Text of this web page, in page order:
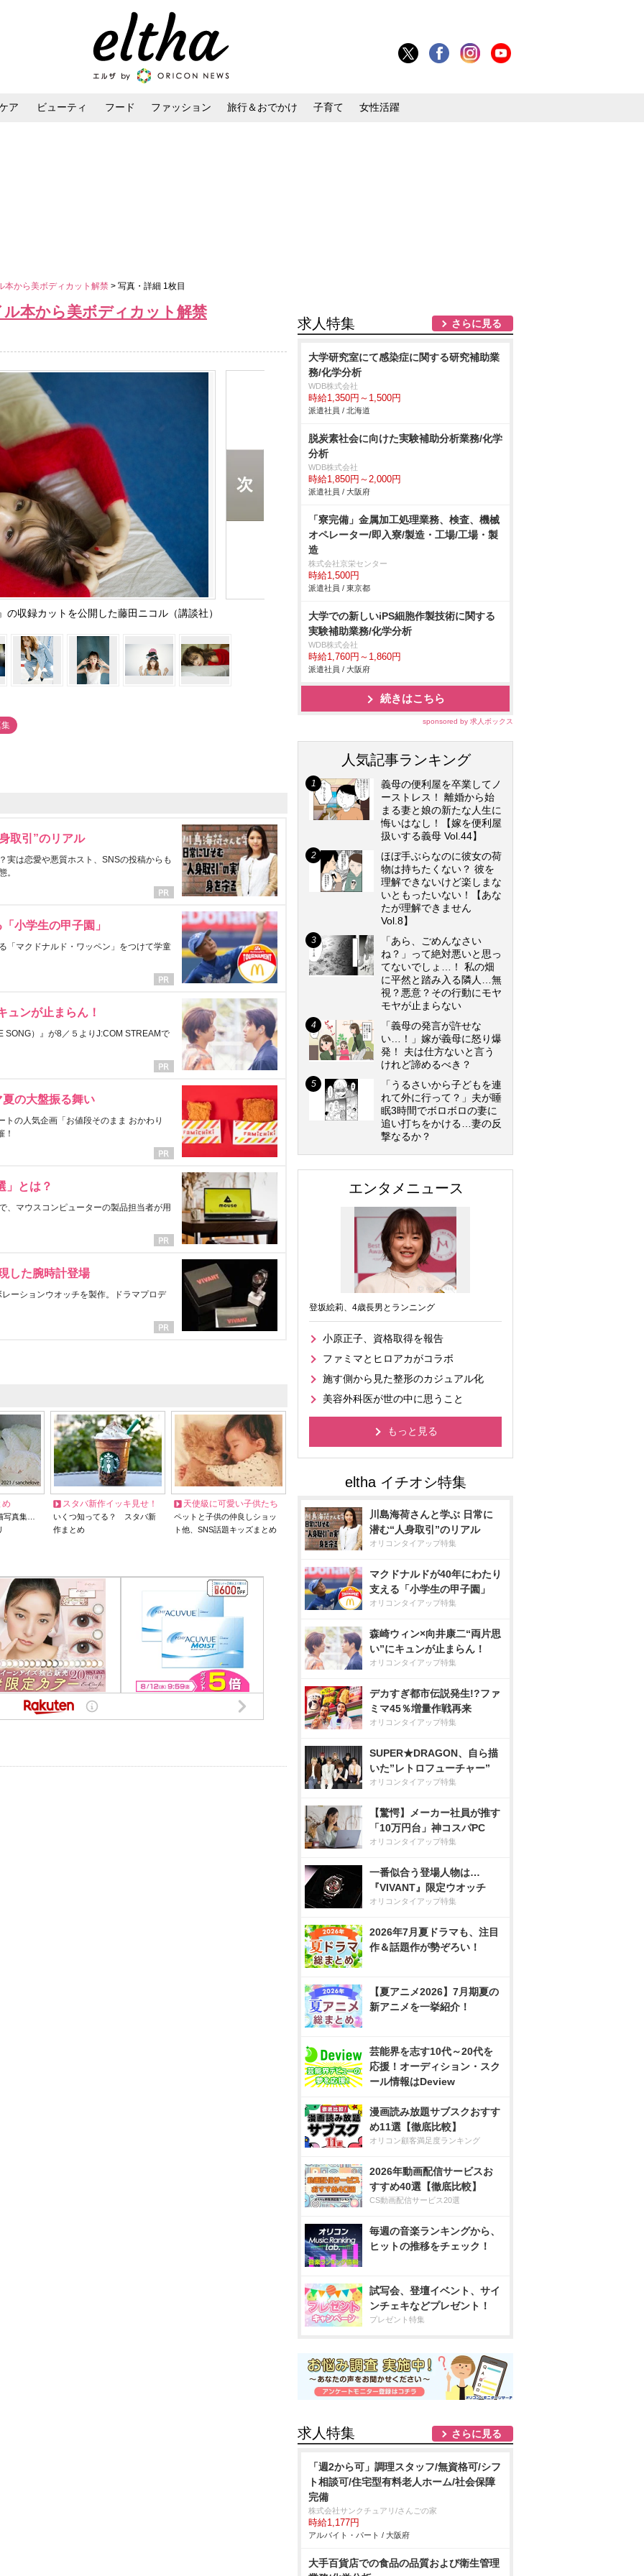
ア ビューティ フード ファッション 旅行＆おでかけ 子育て 女性活躍
本から美ボディカット解禁 > 写真・詳細 1枚目
本から美ボディカット解禁
収録カットを公開した藤田ニコル（講談社）
取引”のリアル
実は恋愛や悪質ホスト、SNSの投稿からも
。
小学生の甲子園」
「マクドナルド・ワッペン」をつけて学童
ュンが止まらん！
SONG）』が8／５よりJ:COM STREAMで
の大盤振る舞い
の人気企画「お値段そのまま おかわり
！
」とは？
、マウスコンピューターの製品担当者が用
した腕時計登場
ーションウオッチを製作。ドラマプロデ
め
写真集…
スタバ新作イッキ見せ！
いくつ知ってる？ スタバ新
作まとめ
天使級に可愛い子供たち
ペットと子供の仲良しショッ
ト他、SNS話題キッズまとめ
求人特集 さらに見る
大学研究室にて感染症に関する研究補助業
務/化学分析
WDB株式会社
時給1,350円～1,500円
派遣社員 / 北海道
脱炭素社会に向けた実験補助分析業務/化学
分析
WDB株式会社
時給1,850円～2,000円
派遣社員 / 大阪府
「寮完備」金属加工処理業務、検査、機械
オペレーター/即入寮/製造・工場/工場・製
造
株式会社京栄センター
時給1,500円
派遣社員 / 東京都
大学での新しいiPS細胞作製技術に関する
実験補助業務/化学分析
WDB株式会社
時給1,760円～1,860円
派遣社員 / 大阪府
続きはこちら
sponsored by 求人ボックス
人気記事ランキング
義母の便利屋を卒業してノ
ーストレス！ 離婚から始
まる妻と娘の新たな人生に
悔いはなし！【嫁を便利屋
扱いする義母 Vol.44】
ほぼ手ぶらなのに彼女の荷
物は持ちたくない？ 彼を
理解できないけど楽しまな
いともったいない！【あな
たが理解できません
Vol.8】
「あら、ごめんなさい
ね？」って絶対悪いと思っ
てないでしょ…！ 私の畑
に平然と踏み入る隣人…無
視？悪意？その行動にモヤ
モヤが止まらない
「義母の発言が許せな
い…！」嫁が義母に怒り爆
発！ 夫は仕方ないと言う
けれど諦めるべき？
「うるさいから子どもを連
れて外に行って？」夫が睡
眠3時間でボロボロの妻に
追い打ちをかける…妻の反
撃なるか？
エンタメニュース
登坂絵莉、4歳長男とランニング
小原正子、資格取得を報告
ファミマとヒロアカがコラボ
施す側から見た整形のカジュアル化
美容外科医が世の中に思うこと
もっと見る
川島海荷さんと学ぶ 日常に
潜む“人身取引”のリアル
オリコンタイアップ特集
マクドナルドが40年にわたり
支える「小学生の甲子園」
オリコンタイアップ特集
森崎ウィン×向井康二“両片思
い”にキュンが止まらん！
オリコンタイアップ特集
デカすぎ都市伝説発生!?ファ
ミマ45％増量作戦再来
オリコンタイアップ特集
SUPER★DRAGON、自ら描
いた”レトロフューチャー”
オリコンタイアップ特集
【驚愕】メーカー社員が推す
「10万円台」神コスパPC
オリコンタイアップ特集
一番似合う登場人物は…
『VIVANT』限定ウオッチ
オリコンタイアップ特集
2026年7月夏ドラマも、注目
作＆話題作が勢ぞろい！
【夏アニメ2026】7月期夏の
新アニメを一挙紹介！
芸能界を志す10代～20代を
応援！オーディション・スク
ール情報はDeview
漫画読み放題サブスクおすす
め11選【徹底比較】
オリコン顧客満足度ランキング
2026年動画配信サービスお
すすめ40選【徹底比較】
CS動画配信サービス20選
毎週の音楽ランキングから、
ヒットの推移をチェック！
試写会、登壇イベント、サイ
ンチェキなどプレゼント！
プレゼント特集
求人特集 さらに見る
「週2から可」調理スタッフ/無資格可/シフ
ト相談可/住宅型有料老人ホーム/社会保障
完備
株式会社サンクチュアリ/さんごの家
時給1,177円
アルバイト・パート / 大阪府
大手百貨店での食品の品質および衛生管理